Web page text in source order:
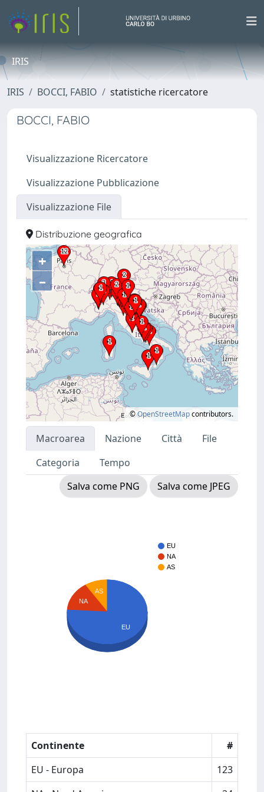
IRIS
IRIS BOCCI, FABIO statistiche ricercatore
BOCCI, FABIO
Visualizzazione Ricercatore
Visualizzazione Pubblicazione
Visualizzazione File
Distribuzione geografica
+
–
©OpenStreetMapcontributors.
Macroarea Nazione Città
File
Categoria
Tempo
Salva come PNG
Salva come JPEG
EU
NA
AS
AS
NA
EU
Continente
#
EU - Europa
123